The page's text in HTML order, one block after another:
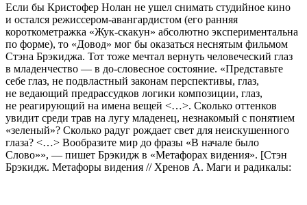
Если бы Кристофер Нолан не ушел снимать студийное кино
и остался режиссером-авангардистом (его ранняя
короткометражка «Жук-скакун» абсолютно экспериментальна
по форме), то «Довод» мог бы оказаться неснятым фильмом
Стэна Брэкиджа. Тот тоже мечтал вернуть человеческий глаз
в младенчество — в до-словесное состояние. «Представьте
себе глаз, не подвластный законам перспективы, глаз,
не ведающий предрассудков логики композиции, глаз,
не реагирующий на имена вещей <…>. Сколько оттенков
увидит среди трав на лугу младенец, незнакомый с понятием
«зеленый»? Сколько радуг рождает свет для неискушенного
глаза? <…> Вообразите мир до фразы «В начале было
Слово»», — пишет Брэкидж в «Метафорах видения». [Стэн
Брэкидж. Метафоры видения // Хренов А. Маги и радикалы: